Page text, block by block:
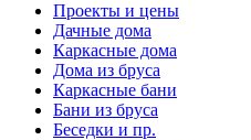
Проекты и цены
Дачные дома
Каркасные дома
Дома из бруса
Каркасные бани
Бани из бруса
Беседки и пр.